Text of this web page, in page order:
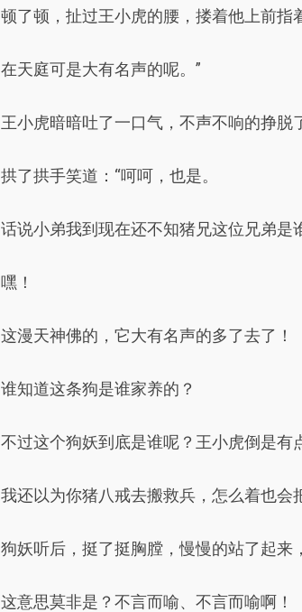
顿了顿，扯过王小虎的腰，搂着他上前指
在天庭可是大有名声的呢。”
王小虎暗暗吐了一口气，不声不响的挣脱
拱了拱手笑道：“呵呵，也是。
话说小弟我到现在还不知猪兄这位兄弟是
嘿！
这漫天神佛的，它大有名声的多了去了！
谁知道这条狗是谁家养的？
不过这个狗妖到底是谁呢？王小虎倒是有
我还以为你猪八戒去搬救兵，怎么着也会
狗妖听后，挺了挺胸膛，慢慢的站了起来
这意思莫非是？不言而喻、不言而喻啊！